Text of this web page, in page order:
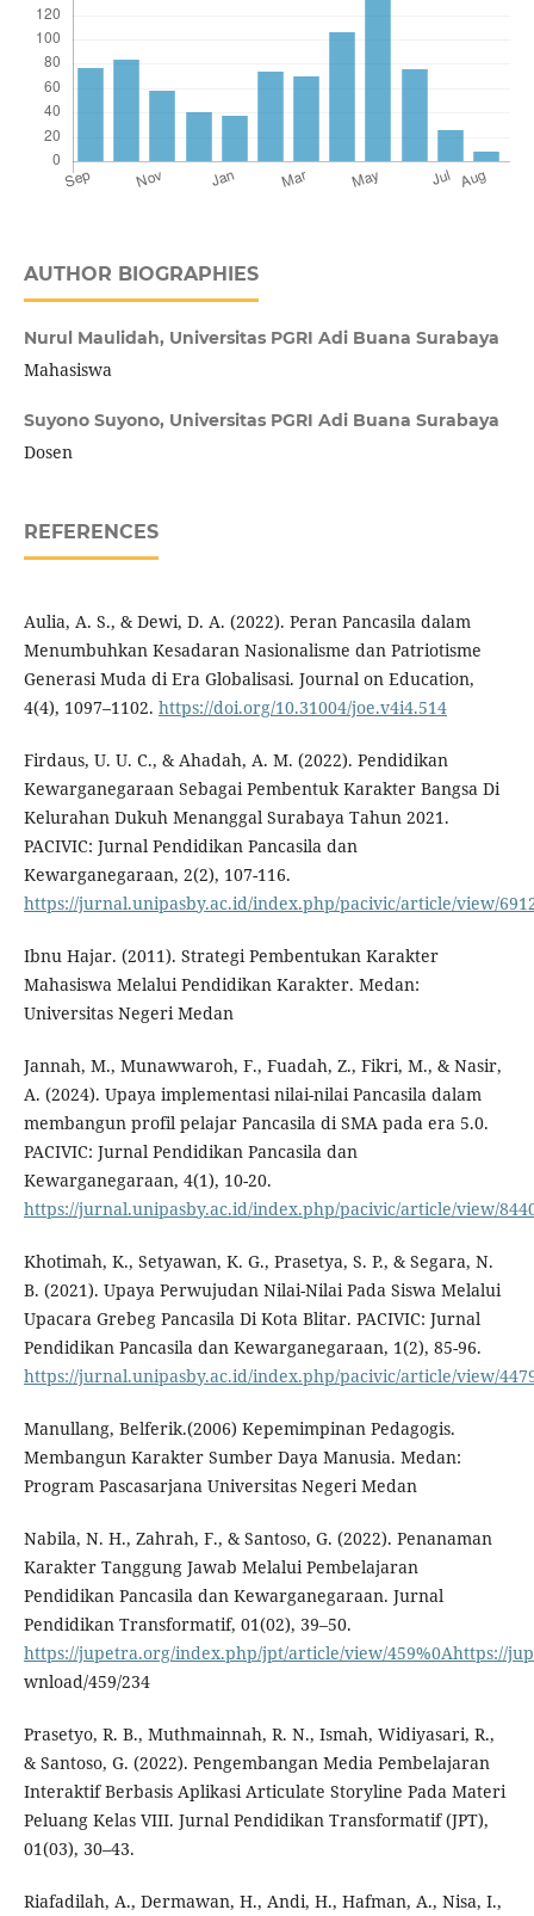
AUTHOR BIOGRAPHIES
Nurul Maulidah, Universitas PGRI Adi Buana Surabaya
Mahasiswa
Suyono Suyono, Universitas PGRI Adi Buana Surabaya
Dosen
REFERENCES
Aulia, A. S., & Dewi, D. A. (2022). Peran Pancasila dalam
Menumbuhkan Kesadaran Nasionalisme dan Patriotisme
Generasi Muda di Era Globalisasi. Journal on Education,
4(4), 1097–1102. https://doi.org/10.31004/joe.v4i4.514
Firdaus, U. U. C., & Ahadah, A. M. (2022). Pendidikan
Kewarganegaraan Sebagai Pembentuk Karakter Bangsa Di
Kelurahan Dukuh Menanggal Surabaya Tahun 2021.
PACIVIC: Jurnal Pendidikan Pancasila dan
Kewarganegaraan, 2(2), 107-116.
https://jurnal.unipasby.ac.id/index.php/pacivic/article/view/
Ibnu Hajar. (2011). Strategi Pembentukan Karakter
Mahasiswa Melalui Pendidikan Karakter. Medan:
Universitas Negeri Medan
Jannah, M., Munawwaroh, F., Fuadah, Z., Fikri, M., & Nasir,
A. (2024). Upaya implementasi nilai-nilai Pancasila dalam
membangun profil pelajar Pancasila di SMA pada era 5.0.
PACIVIC: Jurnal Pendidikan Pancasila dan
Kewarganegaraan, 4(1), 10-20.
https://jurnal.unipasby.ac.id/index.php/pacivic/article/view/
Khotimah, K., Setyawan, K. G., Prasetya, S. P., & Segara, N.
B. (2021). Upaya Perwujudan Nilai-Nilai Pada Siswa Melalui
Upacara Grebeg Pancasila Di Kota Blitar. PACIVIC: Jurnal
Pendidikan Pancasila dan Kewarganegaraan, 1(2), 85-96.
https://jurnal.unipasby.ac.id/index.php/pacivic/article/view/
Manullang, Belferik.(2006) Kepemimpinan Pedagogis.
Membangun Karakter Sumber Daya Manusia. Medan:
Program Pascasarjana Universitas Negeri Medan
Nabila, N. H., Zahrah, F., & Santoso, G. (2022). Penanaman
Karakter Tanggung Jawab Melalui Pembelajaran
Pendidikan Pancasila dan Kewarganegaraan. Jurnal
Pendidikan Transformatif, 01(02), 39–50.
https://jupetra.org/index.php/jpt/article/view/459%0Ahttps://
wnload/459/234
Prasetyo, R. B., Muthmainnah, R. N., Ismah, Widiyasari, R.,
& Santoso, G. (2022). Pengembangan Media Pembelajaran
Interaktif Berbasis Aplikasi Articulate Storyline Pada Materi
Peluang Kelas VIII. Jurnal Pendidikan Transformatif (JPT),
01(03), 30–43.
Riafadilah, A., Dermawan, H., Andi, H., Hafman, A., Nisa, I.,